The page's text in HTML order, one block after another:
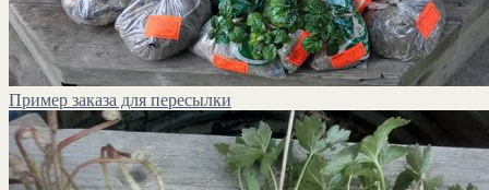
Пример заказа для пересылки